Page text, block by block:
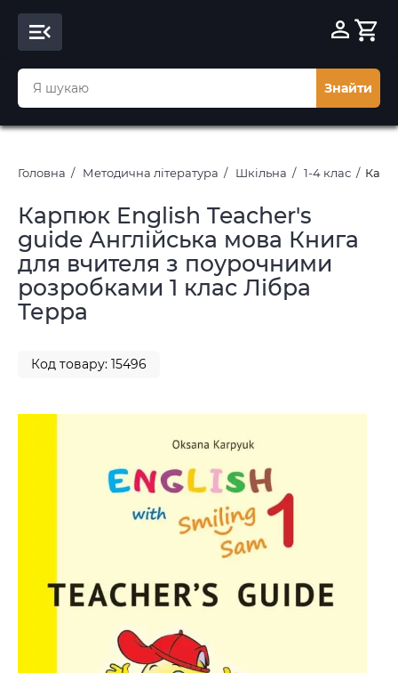
Знайти
Головна Методична література Шкільна 1-4 клас
Карпюк English Teacher's
guide Англійська мова Книга
для вчителя з поурочними
розробками 1 клас Лібра
Терра
Код товару: 15496